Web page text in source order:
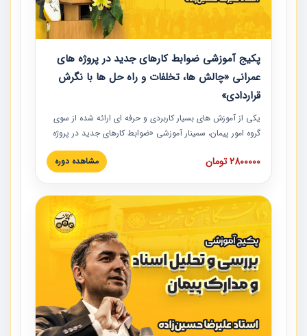
پکیج آموزشی ضوابط کارهای جدید در پروژه های
عمرانی «چالش ها، تخلفات و راه حل ها با نگرش
قراردادی»
یکی از آموزش‏‏‏‏‏‏ های بسیار کاربردی و حرفه‏ ای ارائه شده از سوی
گروه امور پیمان، سمینار آموزشی «ضوابط کارهای جدید در پروژه
های عمرانی» چالش ها، تخلفات و راه حل ها با نگرش قراردادی
است که در محل سندیکای شرکت های ساختمانی کشور ارائه شد.
مدارک پیمان به همراه تجربیات عملی ارائه شده است.
2800000 تومان مشاهده دوره